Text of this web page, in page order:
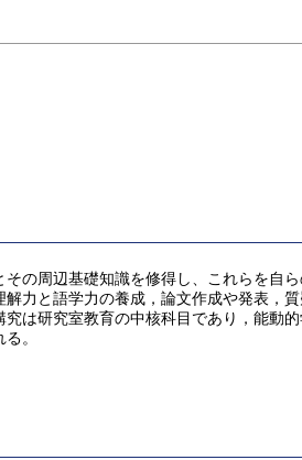
の周辺基礎知識を修得し、これらを自
力と語学力の養成，論文作成や発表，
は研究室教育の中核科目であり，能動
。